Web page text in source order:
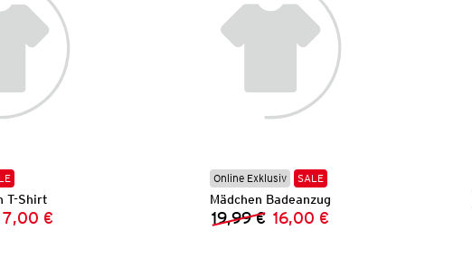
T-Shirt
Preis:
Preis:
7,00 €
Online Exklusiv SALE
Mädchen Badeanzug
Vorheriger Preis:
19,99 € Neuer Preis:
16,00 €